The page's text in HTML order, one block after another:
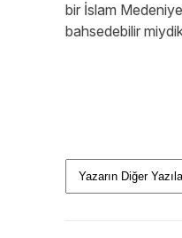
bir İslam
bahsedebilir